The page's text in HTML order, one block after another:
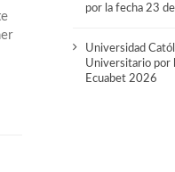
por la fecha 23
Universidad
Universitario por
Ecuabet 2026